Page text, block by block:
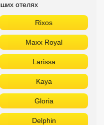
отелях
Rixos
Maxx Royal
Larissa
Kaya
Gloria
Delphin